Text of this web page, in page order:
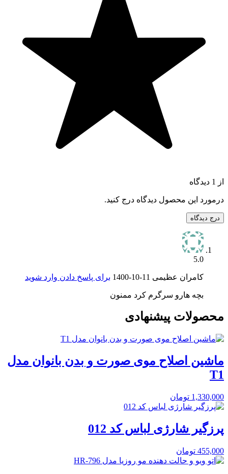
از 1 دیدگاه
درمورد این محصول دیدگاه درج کنید.
درج دیدگاه
5.0
کامران عظیمی 1400-10-11 برای پاسخ دادن وارد شوید
بچه هارو سرگرم کرد ممنون
محصولات پیشنهادی
ماشین اصلاح موی صورت و بدن بانوان مدل
T1
1,330,000 تومان
پرزگیر شارژی لباس کد 012
455,000 تومان